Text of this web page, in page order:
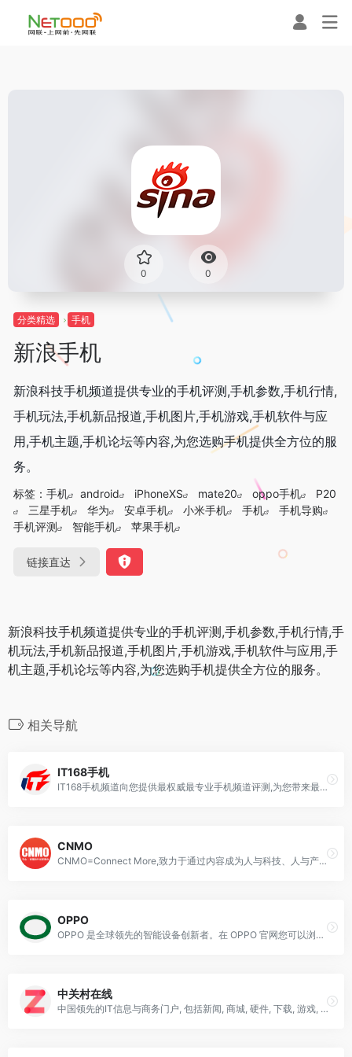
0 0
分类精选 手机
新浪手机
新浪科技手机频道提供专业的手机评测,手机参数,手机行情,
手机玩法,手机新品报道,手机图片,手机游戏,手机软件与应
用,手机主题,手机论坛等内容,为您选购手机提供全方位的服
务。
标签： 手机 android iPhoneXS mate20 oppo手机
P20
三星手机
华为 安卓手机 小米手机 手机
手机导购
手机评测
智能手机 苹果手机
链接直达
新浪科技手机频道提供专业的手机评测,手机参数,手机行情,手
机玩法,手机新品报道,手机图片,手机游戏,手机软件与应用,手
机主题,手机论坛等内容,为您选购手机提供全方位的服务。
相关导航
IT168手机
IT168手机频道向您提供最权威最专业手机频道评测,为您带来最新最准确的数码相机资讯报价信息,给您带来最有参考性的数码相机拍照技巧,帮您更好的选购和使用数码相机产品
CNMO
CNMO=Connect More,致力于通过内容成为人与科技、人与产品、人与品牌、人与服务对接的桥梁,让产业、产品的价值与服务得到专业且有趣的解读和适配,引领用户畅享科技带来的美好生活!
OPPO
OPPO 是全球领先的智能设备创新者。在 OPPO 官网您可以浏览 Find N2 系列、Reno9 系列、Find X5 系列、OPPO Pad Air 等新品官方产品内容，并获得相关服务与支持。
中关村在线
中国领先的IT信息与商务门户, 包括新闻, 商城, 硬件, 下载, 游戏, 手机, 评测等40个大型频道，每天发布大量各类产品促销信息及文章专题，是IT行业的厂商, 经销商, IT产品, 解决方案的提供场所